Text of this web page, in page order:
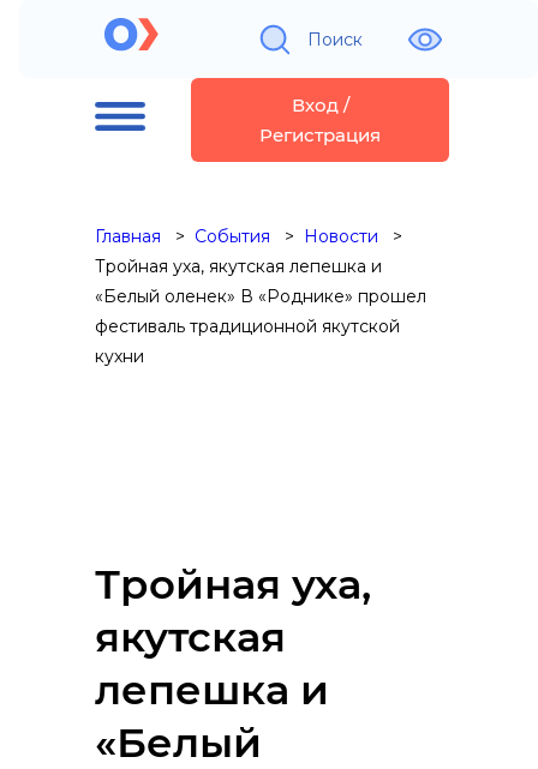
Поиск
Вход /
Регистрация
Главная События
Новости
Тройная уха, якутская лепешка и
«Белый оленек» В «Роднике» прошел
фестиваль традиционной якутской
кухни
Тройная уха,
якутская
лепешка и
«Белый